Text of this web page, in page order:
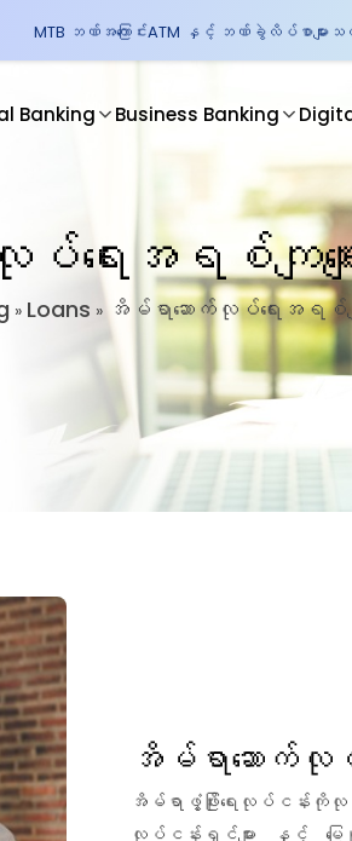
MTB ဘဏ်အကြောင်းATM နှင့် ဘဏ်ခွဲလိပ်စာများ သ
Banking Business Banking
ရေးအရစ်ကျချေ
» Loans » အိမ်ရာဆောက်လုပ်ရေးအရစ်ကျ
အိမ်ရာဆောက်လုပ်
အိမ်ရာဖွံ့ဖြိုးရေးလုပ်ငန်း
လုပ်ငန်းရှင်များ နှင့် မြ